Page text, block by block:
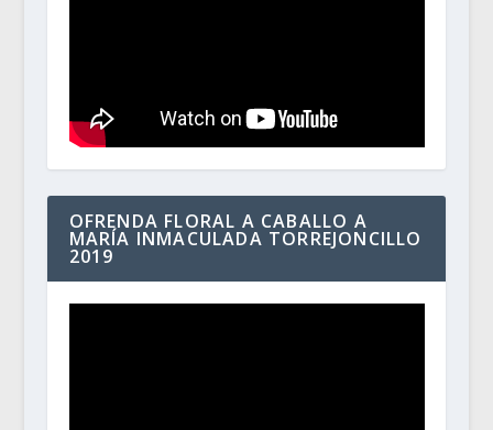
OFRENDA FLORAL A CABALLO A
MARÍA INMACULADA TORREJONCILLO
2019